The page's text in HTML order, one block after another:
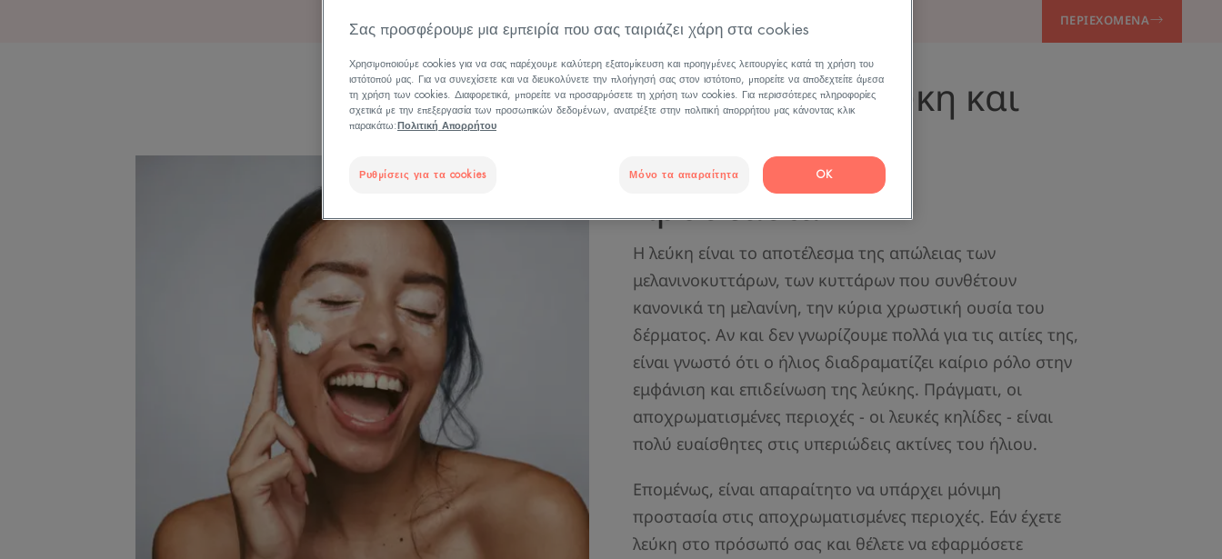
ΠΕΡΙΕΧΌΜΕΝΑ
Μακιγιάζ για λεύκη και
λευκές κηλίδες:
ενυδάτωση και
προστασία
Η λεύκη είναι το αποτέλεσμα της απώλειας των
μελανινοκυττάρων, των κυττάρων που συνθέτουν
κανονικά τη μελανίνη, την κύρια χρωστική ουσία του
δέρματος. Αν και δεν γνωρίζουμε πολλά για τις αιτίες της,
είναι γνωστό ότι ο ήλιος διαδραματίζει καίριο ρόλο στην
εμφάνιση και επιδείνωση της λεύκης. Πράγματι, οι
αποχρωματισμένες περιοχές - οι λευκές κηλίδες - είναι
πολύ ευαίσθητες στις υπεριώδεις ακτίνες του ήλιου.
Επομένως, είναι απαραίτητο να υπάρχει μόνιμη
προστασία στις αποχρωματισμένες περιοχές. Εάν έχετε
λεύκη στο πρόσωπό σας και θέλετε να εφαρμόσετε
Σας προσφέρουμε μια εμπειρία που σας ταιριάζει χάρη στα cookies
Χρησιμοποιούμε cookies για να σας παρέχουμε καλύτερη εξατομίκευση και προηγμένες λειτουργίες κατά τη χρήση του
ιστότοπού μας. Για να συνεχίσετε και να διευκολύνετε την πλοήγησή σας στον ιστότοπο, μπορείτε να αποδεχτείτε άμεσα
τη χρήση των cookies. Διαφορετικά, μπορείτε να προσαρμόσετε τη χρήση των cookies. Για περισσότερες πληροφορίες
σχετικά με την επεξεργασία των προσωπικών δεδομένων, ανατρέξτε στην πολιτική απορρήτου μας κάνοντας κλικ
παρακάτω: Πολιτική Απορρήτου
Ρυθμίσεις για τα cookies Μόνο τα απαραίτητα OK